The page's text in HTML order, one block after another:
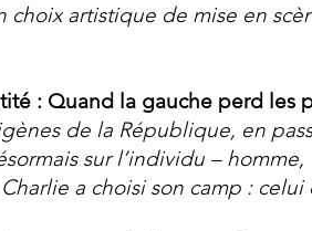
artistique de mise en
: Quand la gauche perd les
de la République, en
sur l’individu –
a choisi son camp : celui